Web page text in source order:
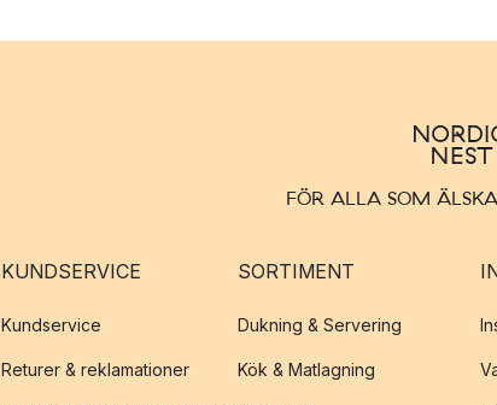
FÖR ALLA SOM
KUNDSERVICE
Kundservice
Returer & reklamationer
SORTIMENT
Dukning & Servering
Kök & Matlagning